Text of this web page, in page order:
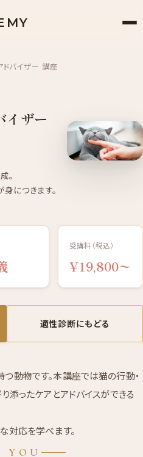
ドバイザー 講座
イザー
。
につきます。
受講料（税込）
¥19,800〜
適性診断にもどる
動物です。本講座では猫の行動・
添ったケアとアドバイスができる
対応を学べます。
YOU